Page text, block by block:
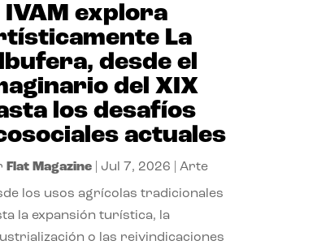
IVAM explora
La
desde el
del XIX
los desafíos
actuales
Flat Magazine Jul 7, 2026 |Arte
los usos agrícolas tradicionales
la expansión turística, la
o las reivindicaciones